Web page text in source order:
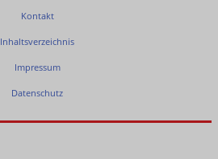
Kontakt
Inhaltsverzeichnis
Impressum
Datenschutz